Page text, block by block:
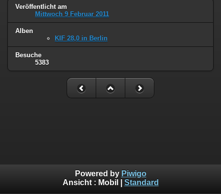
Veröffentlicht am
Mittwoch 9 Februar 2011
Alben
KIF 28,0 in Berlin
Besuche
5383
Powered by Piwigo
Ansicht : Mobil Standard